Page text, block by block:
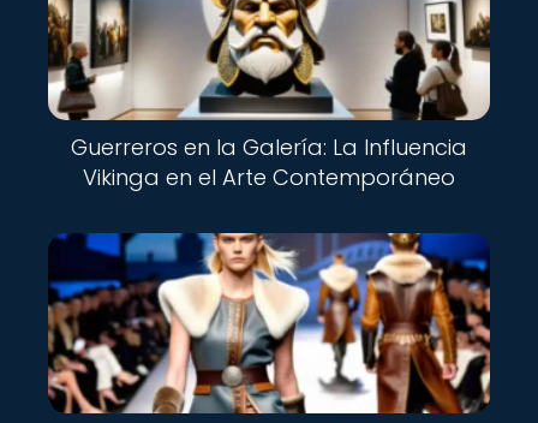
Guerreros en la Galería: La Influencia
Vikinga en el Arte Contemporáneo